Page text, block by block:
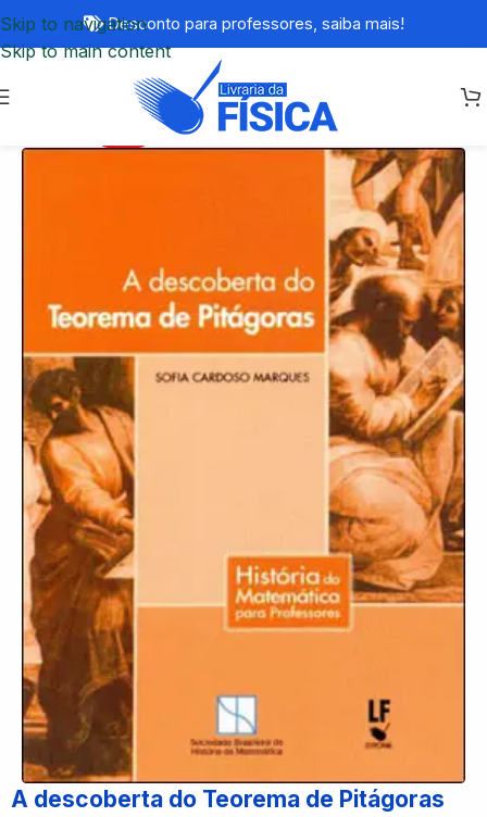
Skip to navigation
Skip to main content
Desconto para professores, saiba mais!
A descoberta do Teorema de Pitágoras